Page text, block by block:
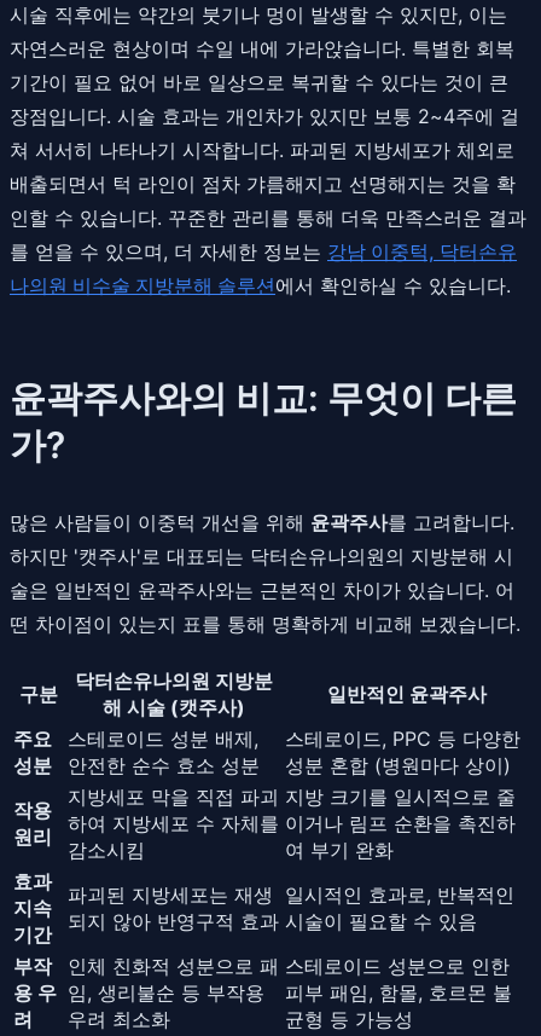
시술 직후에는 약간의 붓기나 멍이 발생할 수 있지만, 이는
자연스러운 현상이며 수일 내에 가라앉습니다. 특별한 회복
기간이 필요 없어 바로 일상으로 복귀할 수 있다는 것이 큰
장점입니다. 시술 효과는 개인차가 있지만 보통 2~4주에 걸
쳐 서서히 나타나기 시작합니다. 파괴된 지방세포가 체외로
배출되면서 턱 라인이 점차 갸름해지고 선명해지는 것을 확
인할 수 있습니다. 꾸준한 관리를 통해 더욱 만족스러운 결과
를 얻을 수 있으며, 더 자세한 정보는 강남 이중턱, 닥터손유
나의원 비수술 지방분해 솔루션에서 확인하실 수 있습니다.
윤곽주사와의 비교: 무엇이 다른
가?
많은 사람들이 이중턱 개선을 위해 윤곽주사를 고려합니다.
하지만 '캣주사'로 대표되는 닥터손유나의원의 지방분해 시
술은 일반적인 윤곽주사와는 근본적인 차이가 있습니다. 어
떤 차이점이 있는지 표를 통해 명확하게 비교해 보겠습니다.
구분
닥터손유나의원 지방분
해 시술 (캣주사)
일반적인 윤곽주사
주요
성분
스테로이드 성분 배제,
안전한 순수 효소 성분
스테로이드, PPC 등 다양한
성분 혼합 (병원마다 상이)
작용
원리
지방세포 막을 직접 파괴
하여 지방세포 수 자체를
감소시킴
지방 크기를 일시적으로 줄
이거나 림프 순환을 촉진하
여 부기 완화
효과
지속
기간
파괴된 지방세포는 재생
되지 않아 반영구적 효과
일시적인 효과로, 반복적인
시술이 필요할 수 있음
부작
용 우
려
인체 친화적 성분으로 패
임, 생리불순 등 부작용
우려 최소화
스테로이드 성분으로 인한
피부 패임, 함몰, 호르몬 불
균형 등 가능성